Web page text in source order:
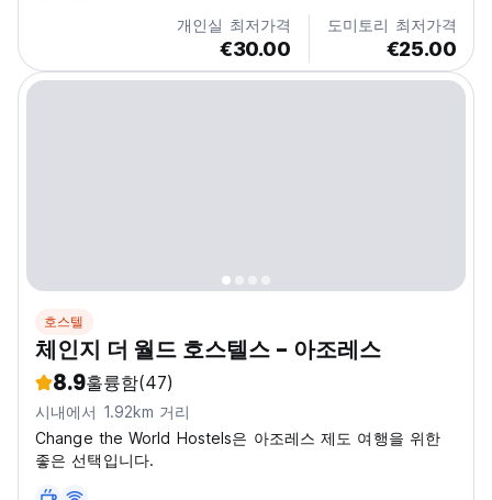
개인실 최저가격
€30.00
도미토리 최저가격
€25.00
호스텔
체인지 더 월드 호스텔스 - 아조레스
8.9훌륭함(47)
시내에서 1.92km 거리
Change the World Hostels은 아조레스 제도 여행을 위한
좋은 선택입니다.